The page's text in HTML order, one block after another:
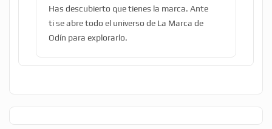
Has descubierto que tienes la marca. Ante
ti se abre todo el universo de La Marca de
Odín para explorarlo.